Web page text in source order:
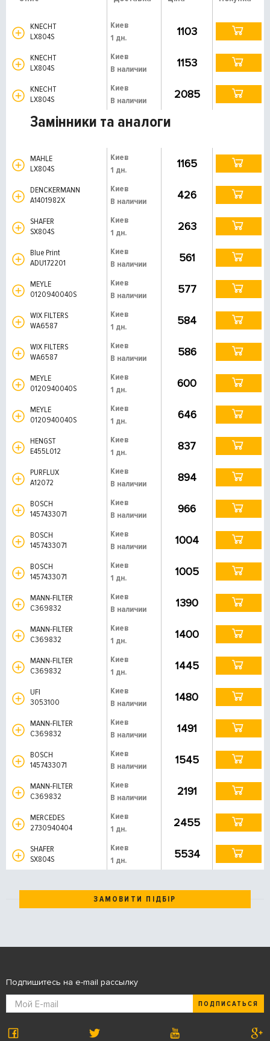
KNECHT
LX804S
Киев
1 дн.
1103
KNECHT
LX804S
Киев
В наличии
1153
KNECHT
LX804S
Киев
В наличии
2085
Замінники та аналоги
MAHLE
LX804S
Киев
1 дн.
1165
DENCKERMANN
A1401982X
Киев
В наличии
426
SHAFER
SX804S
Киев
1 дн.
263
Blue Print
ADU172201
Киев
В наличии
561
MEYLE
0120940040S
Киев
В наличии
577
WIX FILTERS
WA6587
Киев
1 дн.
584
WIX FILTERS
WA6587
Киев
В наличии
586
MEYLE
0120940040S
Киев
1 дн.
600
MEYLE
0120940040S
Киев
1 дн.
646
HENGST
E455L012
Киев
1 дн.
837
PURFLUX
A12072
Киев
В наличии
894
BOSCH
1457433071
Киев
В наличии
966
BOSCH
1457433071
Киев
В наличии
1004
BOSCH
1457433071
Киев
1 дн.
1005
MANN-FILTER
C369832
Киев
В наличии
1390
MANN-FILTER
C369832
Киев
1 дн.
1400
MANN-FILTER
C369832
Киев
1 дн.
1445
UFI
3053100
Киев
В наличии
1480
MANN-FILTER
C369832
Киев
В наличии
1491
BOSCH
1457433071
Киев
В наличии
1545
MANN-FILTER
C369832
Киев
В наличии
2191
MERCEDES
2730940404
Киев
1 дн.
2455
SHAFER
SX804S
Киев
1 дн.
5534
ЗАМОВИТИ ПІДБІР
Подпишитесь на e-mail рассылку
ПОДПИСАТЬСЯ